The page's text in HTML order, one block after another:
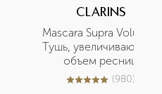
CLARINS
Mascara Supra Volume
Тушь, увеличивающая
объем ресниц
5из 5980 (980)